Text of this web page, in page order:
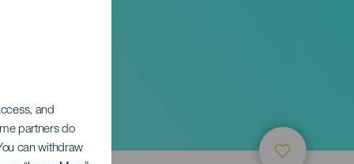
and
partners do
can withdraw